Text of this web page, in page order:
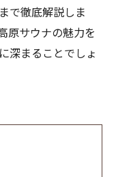
で徹底解説しま
原サウナの魅力を
深まることでしょ